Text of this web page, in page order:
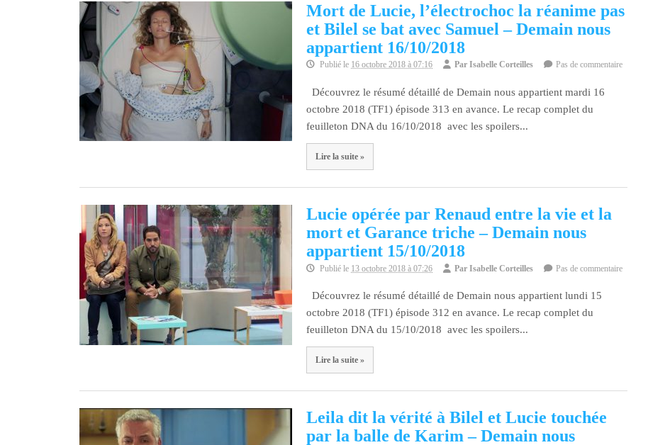
Mort de Lucie, l’électrochoc la réanime pas
et Bilel se bat avec Samuel – Demain nous
appartient 16/10/2018
Publié le 16 octobre 2018 à 07:16 Par Isabelle Corteilles Pas de commentaire
Découvrez le résumé détaillé de Demain nous appartient mardi 16
octobre 2018 (TF1) épisode 313 en avance. Le recap complet du
feuilleton DNA du 16/10/2018 avec les spoilers...
Lire la suite »
Lucie opérée par Renaud entre la vie et la
mort et Garance triche – Demain nous
appartient 15/10/2018
Publié le 13 octobre 2018 à 07:26 Par Isabelle Corteilles Pas de commentaire
Découvrez le résumé détaillé de Demain nous appartient lundi 15
octobre 2018 (TF1) épisode 312 en avance. Le recap complet du
feuilleton DNA du 15/10/2018 avec les spoilers...
Lire la suite »
Leila dit la vérité à Bilel et Lucie touchée
par la balle de Karim – Demain nous